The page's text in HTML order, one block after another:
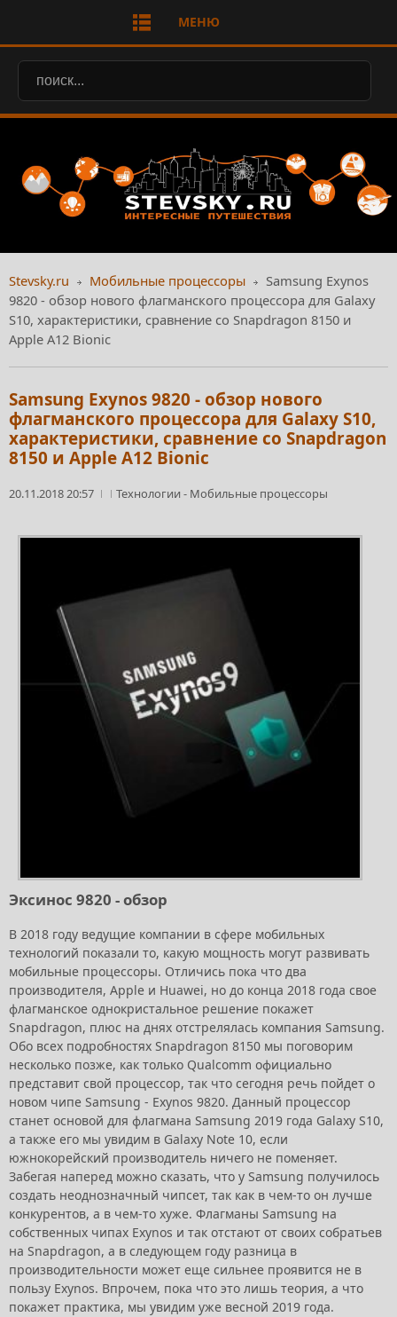
МЕНЮ
Stevsky.ru Мобильные процессоры
Samsung Exynos
9820 - обзор нового флагманского процессора для Galaxy
S10, характеристики, сравнение со Snapdragon 8150 и
Apple A12 Bionic
Samsung Exynos 9820 - обзор нового
флагманского процессора для Galaxy S10,
характеристики, сравнение со Snapdragon
8150 и Apple A12 Bionic
20.11.2018 20:57 Технологии- Мобильные процессоры
Эксинос 9820 - обзор
В 2018 году ведущие компании в сфере мобильных
технологий показали то, какую мощность могут развивать
мобильные процессоры. Отличись пока что два
производителя, Apple и Huawei, но до конца 2018 года свое
флагманское однокристальное решение покажет
Snapdragon, плюс на днях отстрелялась компания Samsung.
Обо всех подробностях Snapdragon 8150 мы поговорим
несколько позже, как только Qualcomm официально
представит свой процессор, так что сегодня речь пойдет о
новом чипе Samsung - Exynos 9820. Данный процессор
станет основой для флагмана Samsung 2019 года Galaxy S10,
а также его мы увидим в Galaxy Note 10, если
южнокорейский производитель ничего не поменяет.
Забегая наперед можно сказать, что у Samsung получилось
создать неоднозначный чипсет, так как в чем-то он лучше
конкурентов, а в чем-то хуже. Флагманы Samsung на
собственных чипах Exynos и так отстают от своих собратьев
на Snapdragon, а в следующем году разница в
производительности может еще сильнее проявится не в
пользу Exynos. Впрочем, пока что это лишь теория, а что
покажет практика, мы увидим уже весной 2019 года.